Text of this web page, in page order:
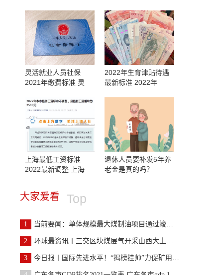
灵活就业人员社保
2021年缴费标准 灵
2022年生育津贴待遇
最新标准 2022年
上海最低工资标准
2022最新调整 上海
退休人员要补发5年养
老金是真的吗？
大家爱看 Top
1 当前要闻：单体规模最大煤制油项目通过竣工验收
2 环球最资讯丨三交区块煤层气开采山西大土河煤矿合作
3 今日报丨国际先进水平！“揭榜挂帅”力促矿用无人驾